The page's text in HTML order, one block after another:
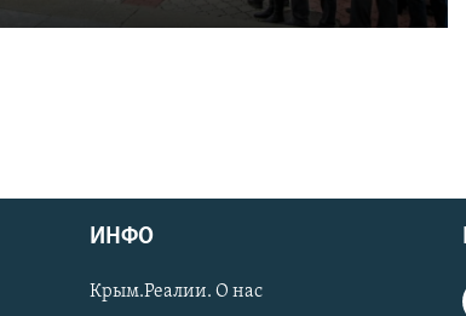
ИНФО
Крым.Реалии. О нас